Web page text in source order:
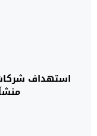
استهداف شركات